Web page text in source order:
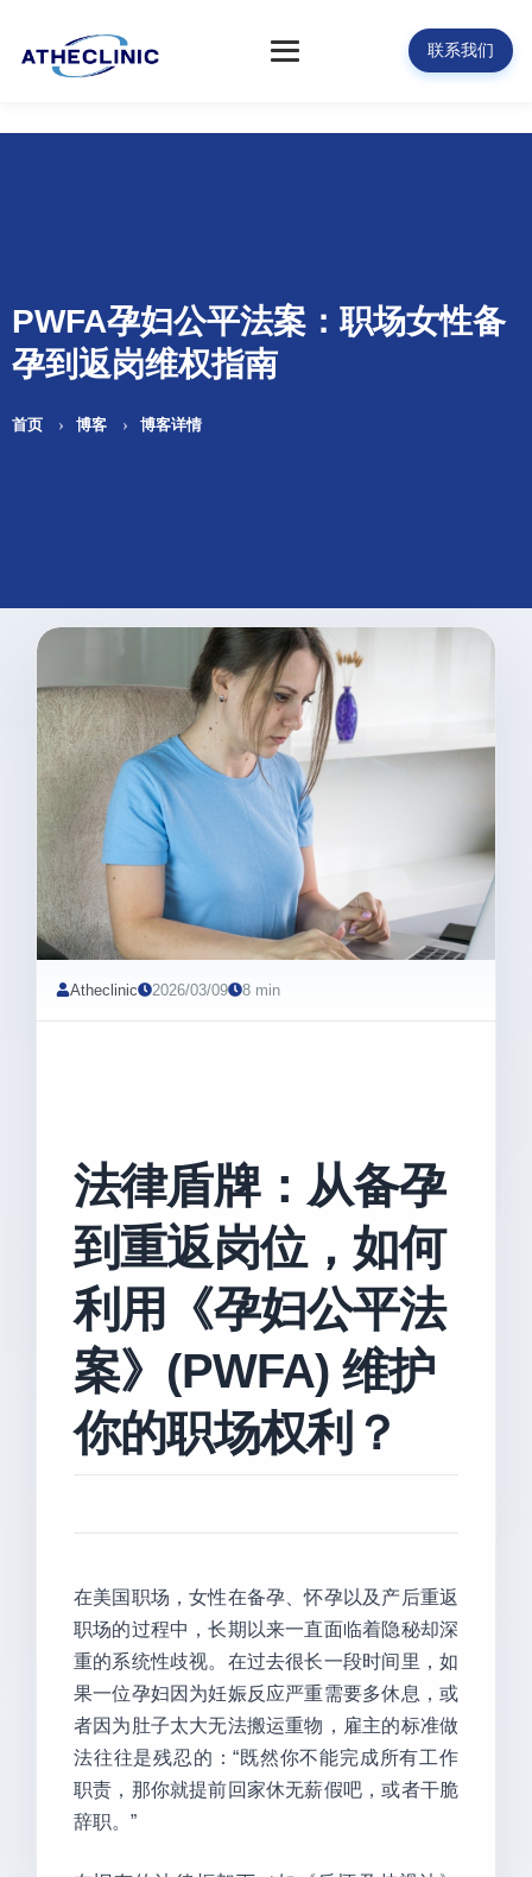
联系我们
PWFA孕妇公平法案：职场女性备
孕到返岗维权指南
首页 博客 博客详情
Atheclinic 2026/03/09 8 min
法律盾牌：从备孕
到重返岗位，如何
利用《孕妇公平法
案》(PWFA) 维护
你的职场权利？
在美国职场，女性在备孕、怀孕以及产后重返
职场的过程中，长期以来一直面临着隐秘却深
重的系统性歧视。在过去很长一段时间里，如
果一位孕妇因为妊娠反应严重需要多休息，或
者因为肚子太大无法搬运重物，雇主的标准做
法往往是残忍的：“既然你不能完成所有工作
职责，那你就提前回家休无薪假吧，或者干脆
辞职。”